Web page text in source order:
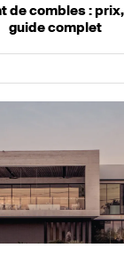
de combles :
guide complet